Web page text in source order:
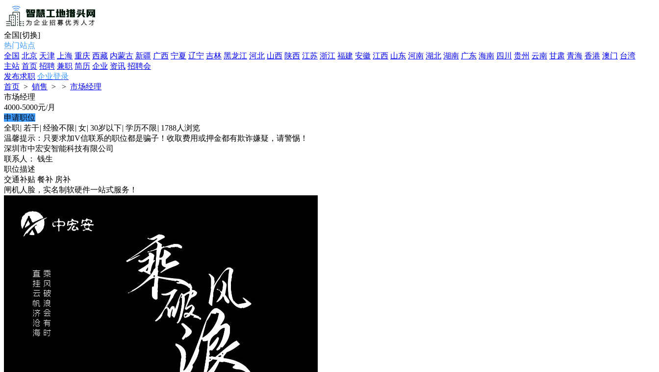
全国[切换]
热门站点
全国 北京 天津 上海 重庆 西藏 内蒙古 新疆 广西 宁夏 辽宁 吉林 黑龙江 河北 山西 陕西 江苏 浙江 福建 安徽 江西 山东 河南 湖北 湖南 广东 海南 四川 贵州 云南 甘肃 青海 香港 澳门 台湾
主站 首页 招聘 兼职 简历 企业 资讯 招聘会
发布求职 企业登录
首页 > 销售 > > 市场经理
市场经理
4000-5000元/月
申请职位
全职| 若干| 经验不限| 女| 30岁以下| 学历不限| 1788人浏览
温馨提示：只要求加V信联系的职位都是骗子！收取费用或押金都有欺诈嫌疑，请警惕！
深圳市中宏安智能科技有限公司
联系人： 钱生
职位描述
交通补贴 餐补 房补
闸机人脸，实名制软硬件一站式服务！